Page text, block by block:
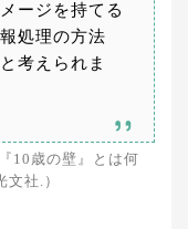
ージを持てる
処理の方法
考えられま
10歳の壁』とは何
社.）